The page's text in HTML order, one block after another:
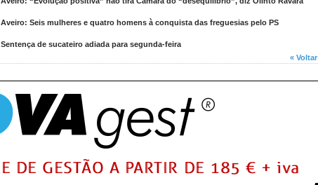
Aveiro: Seis mulheres e quatro homens à conquista das freguesias pelo PS
Sentença de sucateiro adiada para segunda-feira
« Voltar